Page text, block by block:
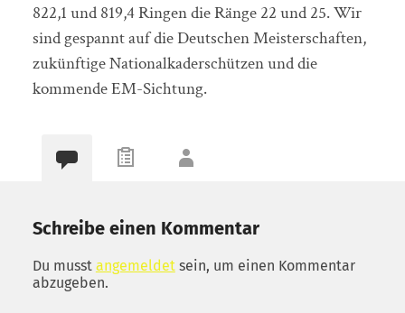
822,1 und 819,4 Ringen die Ränge 22 und 25. Wir
sind gespannt auf die Deutschen Meisterschaften,
zukünftige Nationalkaderschützen und die
kommende EM-Sichtung.
Schreibe einen Kommentar
Du musst angemeldetsein, um einen Kommentar
abzugeben.